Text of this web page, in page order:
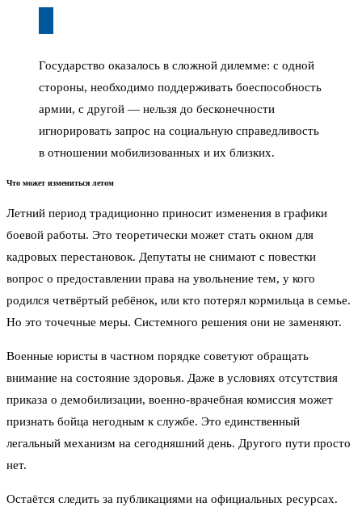
Государство оказалось в сложной дилемме: с одной
стороны, необходимо поддерживать боеспособность
армии, с другой — нельзя до бесконечности
игнорировать запрос на социальную справедливость
в отношении мобилизованных и их близких.
Что может измениться летом
Летний период традиционно приносит изменения в графики
боевой работы. Это теоретически может стать окном для
кадровых перестановок. Депутаты не снимают с повестки
вопрос о предоставлении права на увольнение тем, у кого
родился четвёртый ребёнок, или кто потерял кормильца в семье.
Но это точечные меры. Системного решения они не заменяют.
Военные юристы в частном порядке советуют обращать
внимание на состояние здоровья. Даже в условиях отсутствия
приказа о демобилизации, военно-врачебная комиссия может
признать бойца негодным к службе. Это единственный
легальный механизм на сегодняшний день. Другого пути просто
нет.
Остаётся следить за публикациями на официальных ресурсах.